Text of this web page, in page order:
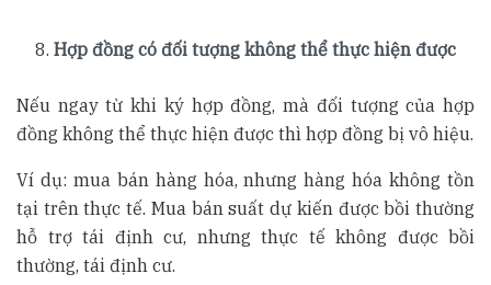
Hợp đồng có đối tượng không thể thực hiện được
Nếu ngay từ khi ký hợp đồng, mà đối tượng của hợp
đồng không thể thực hiện được thì hợp đồng bị vô hiệu.
Ví dụ: mua bán hàng hóa, nhưng hàng hóa không tồn
tại trên thực tế. Mua bán suất dự kiến được bồi thường
hỗ trợ tái định cư, nhưng thực tế không được bồi
thường, tái định cư.